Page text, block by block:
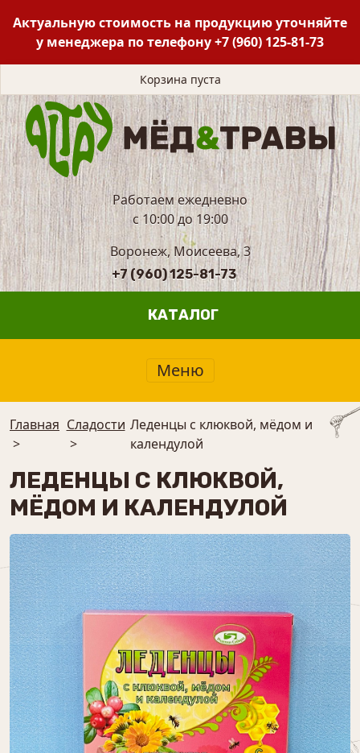
Актуальную стоимость на продукцию уточняйте
у менеджера по телефону+7 (960) 125-81-73
Корзина пуста
Работаем ежедневно
с 10:00 до 19:00
Воронеж, Моисеева, 3
+7 (960) 125-81-73
КАТАЛОГ
Меню
Главная
>
Сладости
>
Леденцы с клюквой, мёдом и
календулой
ЛЕДЕНЦЫ С КЛЮКВОЙ,
МЁДОМ И КАЛЕНДУЛОЙ